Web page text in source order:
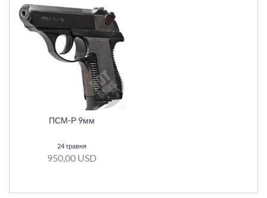
ПСМ-Р 9мм
24 травня
950,00 USD